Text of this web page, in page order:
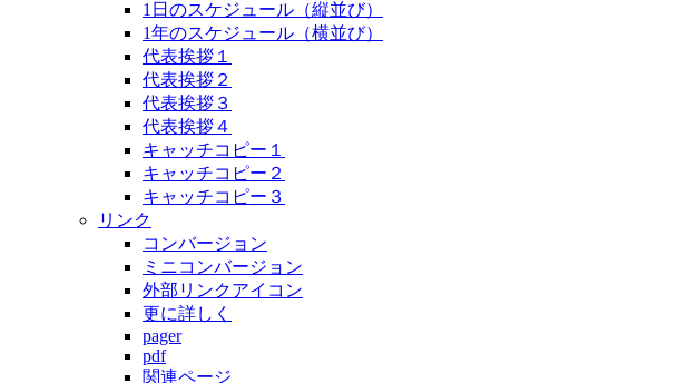
1日のスケジュール（縦並び）
1年のスケジュール（横並び）
代表挨拶１
代表挨拶２
代表挨拶３
代表挨拶４
キャッチコピー１
キャッチコピー２
キャッチコピー３
リンク
コンバージョン
ミニコンバージョン
外部リンクアイコン
更に詳しく
pager
pdf
関連ページ